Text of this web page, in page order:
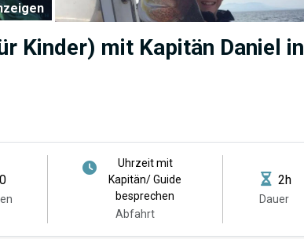
Kinder) mit Kapitän Daniel in
Uhrzeit mit
Kapitän/ Guide
besprechen
Abfahrt
2h
Dauer